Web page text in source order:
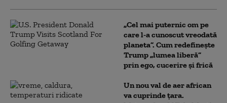
„Cel mai puternic om pe
care l-a cunoscut vreodată
planeta”. Cum redefinește
Trump „lumea liberă”
prin ego, cucerire și frică
Un nou val de aer african
va cuprinde țara.